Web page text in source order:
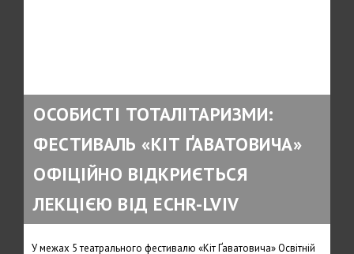
ОСОБИСТІ ТОТАЛІТАРИЗМИ:
ФЕСТИВАЛЬ «КІТ ҐАВАТОВИЧА»
ОФІЦІЙНО ВІДКРИЄТЬСЯ
ЛЕКЦІЄЮ ВІД ECHR-LVIV
У межах 5 театрального фестивалю «Кіт Ґаватовича» Освітній